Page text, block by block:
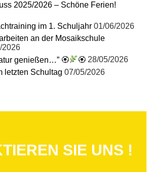
2025/2026 – Schöne Ferien!
im 1. Schuljahr 01/06/2026
an der Mosaikschule
2026
genießen…” 🏵
🏵 28/05/2026
letzten Schultag 07/05/2026
SIE UNS !